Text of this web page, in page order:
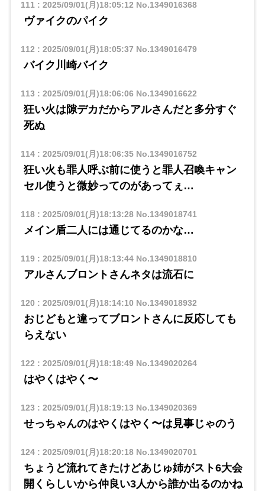
111: 2025/09/01(月)18:05:12 No.1349016368
ヴァイクのパイク
112 : 2025/09/01(月)18:05:37 No.1349016479
バイク川崎バイク
113 : 2025/09/01(月)18:06:06 No.1349016622
狂い火は隙デカだからアルさんだと多分すぐ
死ぬ
114: 2025/09/01(月)18:06:35No.1349016752
狂い火も罪人呼ぶ前に使うと罪人召喚キャン
セル使うと微妙ってのがあってぇ…
118: 2025/09/01(月)18:13:28No.1349018741
メイン盾二人には通じてるのかな…
119: 2025/09/01(月)18:13:44No.1349018810
アルさんブロントさんネタは流石に
120 : 2025/09/01(月)18:14:10 No.1349018932
おじどもと違ってブロントさんに反応しても
らえない
122 : 2025/09/01(月)18:18:49No.1349020264
はやくはやく〜
123 : 2025/09/01(月)18:19:13 No.1349020369
せっちゃんのはやくはやく〜は見事じゃのう
124: 2025/09/01(月)18:20:18No.1349020701
ちょうど流れてきたけどあじゅ姉がスト6大会
開くらしいから仲良い3人から誰か出るのかね